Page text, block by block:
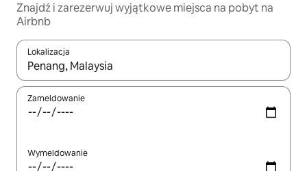
Znajdź i zarezerwuj wyjątkowe miejsca na pobyt na
Airbnb
Lokalizacja
Gdy wyniki będą dostępne, możesz poruszać się po nich za
Zameldowanie
Wymeldowanie